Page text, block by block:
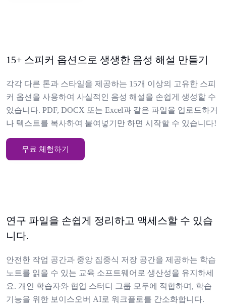
15+ 스피커 옵션으로 생생한 음성 해설 만들기
각각 다른 톤과 스타일을 제공하는 15개 이상의 고유한 스피
커 옵션을 사용하여 사실적인 음성 해설을 손쉽게 생성할 수
있습니다. PDF, DOCX 또는 Excel과 같은 파일을 업로드하거
나 텍스트를 복사하여 붙여넣기만 하면 시작할 수 있습니다!
무료 체험하기
연구 파일을 손쉽게 정리하고 액세스할 수 있습
니다.
안전한 작업 공간과 중앙 집중식 저장 공간을 제공하는 학습
노트를 읽을 수 있는 교육 소프트웨어로 생산성을 유지하세
요. 개인 학습자와 협업 스터디 그룹 모두에 적합하며, 학습
기능을 위한 보이스오버 AI로 워크플로를 간소화합니다.